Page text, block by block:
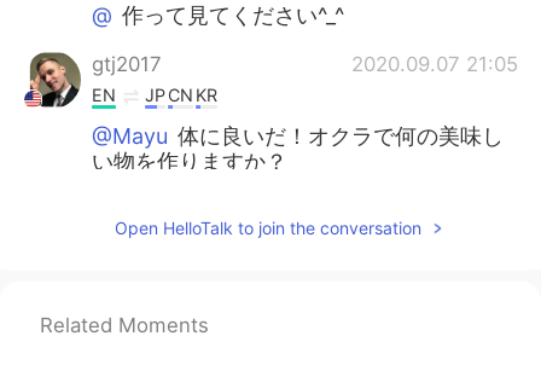
@ 作って見てください^_^
gtj2017 2020.09.07 21:05
EN JPCN KR
@Mayu 体に良いだ！オクラで何の美味し
い物を作りますか？
JP CNKR
Open HelloTalk to join the conversation
Related Moments